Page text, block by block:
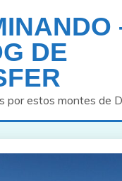
DE
por estos montes de